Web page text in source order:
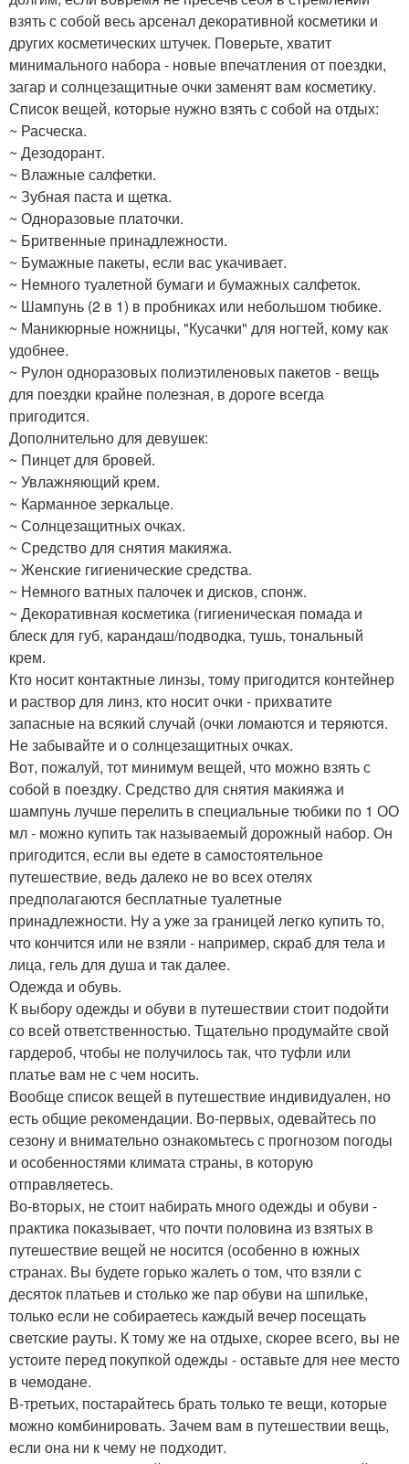
взять с собой весь арсенал декоративной косметики и
других косметических штучек. Поверьте, хватит
минимального набора - новые впечатления от поездки,
загар и солнцезащитные очки заменят вам косметику.
Список вещей, которые нужно взять с собой на отдых:
~ Расческа.
~ Дезодорант.
~ Влажные салфетки.
~ Зубная паста и щетка.
~ Одноразовые платочки.
~ Бритвенные принадлежности.
~ Бумажные пакеты, если вас укачивает.
~ Немного туалетной бумаги и бумажных салфеток.
~ Шампунь (2 в 1) в пробниках или небольшом тюбике.
~ Маникюрные ножницы, "Кусачки" для ногтей, кому как
удобнее.
~ Рулон одноразовых полиэтиленовых пакетов - вещь
для поездки крайне полезная, в дороге всегда
пригодится.
Дополнительно для девушек:
~ Пинцет для бровей.
~ Увлажняющий крем.
~ Карманное зеркальце.
~ Солнцезащитных очках.
~ Средство для снятия макияжа.
~ Женские гигиенические средства.
~ Немного ватных палочек и дисков, спонж.
~ Декоративная косметика (гигиеническая помада и
блеск для губ, карандаш/подводка, тушь, тональный
крем.
Кто носит контактные линзы, тому пригодится контейнер
и раствор для линз, кто носит очки - прихватите
запасные на всякий случай (очки ломаются и теряются.
Не забывайте и о солнцезащитных очках.
Вот, пожалуй, тот минимум вещей, что можно взять с
собой в поездку. Средство для снятия макияжа и
шампунь лучше перелить в специальные тюбики по 1 ОО
мл - можно купить так называемый дорожный набор. Он
пригодится, если вы едете в самостоятельное
путешествие, ведь далеко не во всех отелях
предполагаются бесплатные туалетные
принадлежности. Ну а уже за границей легко купить то,
что кончится или не взяли - например, скраб для тела и
лица, гель для душа и так далее.
Одежда и обувь.
К выбору одежды и обуви в путешествии стоит подойти
со всей ответственностью. Тщательно продумайте свой
гардероб, чтобы не получилось так, что туфли или
платье вам не с чем носить.
Вообще список вещей в путешествие индивидуален, но
есть общие рекомендации. Во-первых, одевайтесь по
сезону и внимательно ознакомьтесь с прогнозом погоды
и особенностями климата страны, в которую
отправляетесь.
Во-вторых, не стоит набирать много одежды и обуви -
практика показывает, что почти половина из взятых в
путешествие вещей не носится (особенно в южных
странах. Вы будете горько жалеть о том, что взяли с
десяток платьев и столько же пар обуви на шпильке,
только если не собираетесь каждый вечер посещать
светские рауты. К тому же на отдыхе, скорее всего, вы не
устоите перед покупкой одежды - оставьте для нее место
в чемодане.
В-третьих, постарайтесь брать только те вещи, которые
можно комбинировать. Зачем вам в путешествии вещь,
если она ни к чему не подходит.